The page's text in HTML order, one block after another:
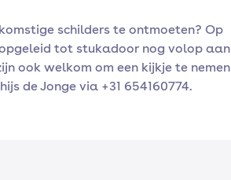
schilders te ontmoeten? Op
tot stukadoor nog volop aan
ook welkom om een kijkje te nemen
de Jonge via +31 654160774.